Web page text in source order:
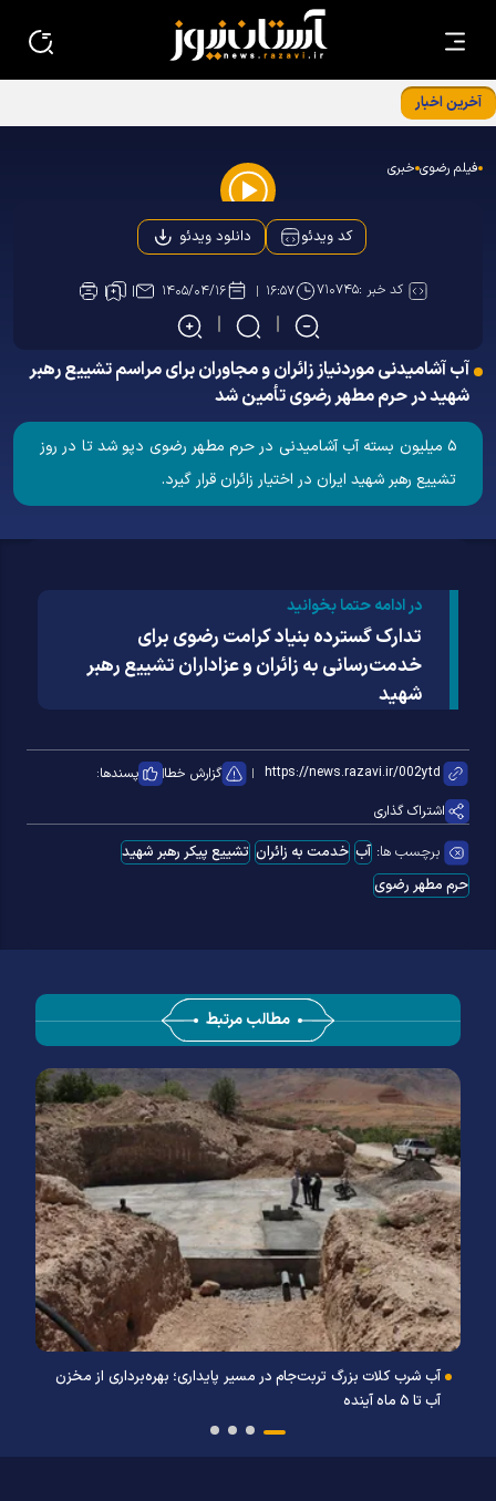
آخرین اخبار
در مشهد
فیلم رضوی خبری
Play
Video
کد ویدئو دانلود ویدئو
کد خبر :۷۱۰۷۴۵ ۱۶:۵۷ ۱۴۰۵/۰۴/۱۶
آب آشامیدنی موردنیاز زائران و مجاوران برای مراسم تشییع رهبر
شهید در حرم مطهر رضوی تأمین شد
۵ میلیون بسته آب آشامیدنی در حرم مطهر رضوی دپو شد تا در روز
تشییع رهبر شهید ایران در اختیار زائران قرار گیرد.
در ادامه حتما بخوانید
تدارک گسترده بنیاد کرامت رضوی برای
خدمت‌رسانی به زائران و عزاداران تشییع رهبر
شهید
گزارش خطا
پسندها:
اشتراک گذاری
برچسب ها: آب خدمت به زائران تشییع پیکر رهبر شهید
حرم مطهر رضوی
مطالب مرتبط
آب شرب کلات بزرگ تربت‌جام در مسیر پایداری؛ بهره‌برداری از مخزن
آب تا ۵ ماه آینده